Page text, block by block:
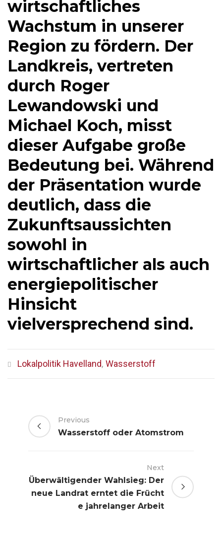
wirtschaftliches
Wachstum in unserer
Region zu fördern. Der
Landkreis, vertreten
durch Roger
Lewandowski und
Michael Koch, misst
dieser Aufgabe große
Bedeutung bei. Während
der Präsentation wurde
deutlich, dass die
Zukunftsaussichten
sowohl in
wirtschaftlicher als auch
energiepolitischer
Hinsicht
vielversprechend sind.
Lokalpolitik Havelland, Wasserstoff
Previous
Wasserstoff oder Atomstrom
Next
Überwältigender Wahlsieg: Der
neue Landrat erntet die Frücht
e jahrelanger Arbeit